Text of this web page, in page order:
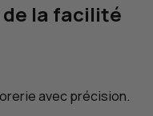
la facilité
avec précision.